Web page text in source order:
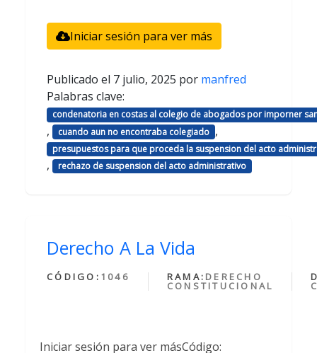
Iniciar sesión para ver más
Publicado el 7 julio, 2025 por manfred
Palabras clave:
condenatoria en costas al colegio de abogados por imporner
, cuando aun no encontraba colegiado ,
presupuestos para que proceda la suspension del acto
, rechazo de suspension del acto administrativo
Derecho A La Vida
CÓDIGO: 1046 RAMA: DERECHO
CONSTITUCIONAL
Iniciar sesión para ver másCódigo: